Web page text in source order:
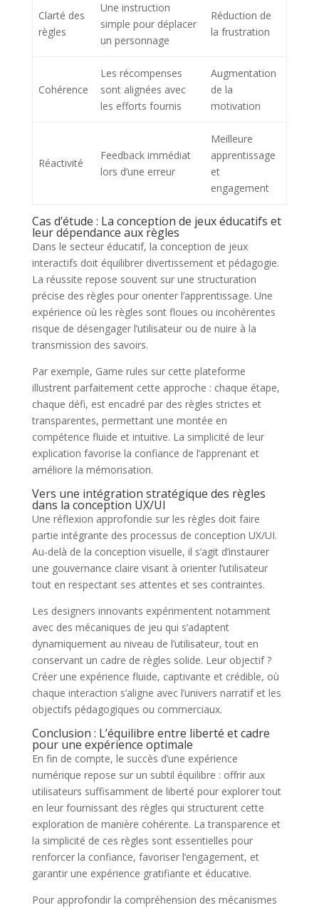
Clarté des
règles
Une instruction
simple pour déplacer
un personnage
Réduction de
la frustration
Cohérence
Les récompenses
sont alignées avec
les efforts fournis
Augmentation
de la
motivation
Réactivité
Feedback immédiat
lors d’une erreur
Meilleure
apprentissage
et
engagement
Cas d’étude : La conception de jeux éducatifs et
leur dépendance aux règles
Dans le secteur éducatif, la conception de jeux
interactifs doit équilibrer divertissement et pédagogie.
La réussite repose souvent sur une structuration
précise des règles pour orienter l’apprentissage. Une
expérience où les règles sont floues ou incohérentes
risque de désengager l’utilisateur ou de nuire à la
transmission des savoirs.
Par exemple, Game rules sur cette plateforme
illustrent parfaitement cette approche : chaque étape,
chaque défi, est encadré par des règles strictes et
transparentes, permettant une montée en
compétence fluide et intuitive. La simplicité de leur
explication favorise la confiance de l’apprenant et
améliore la mémorisation.
Vers une intégration stratégique des règles
dans la conception UX/UI
Une réflexion approfondie sur les règles doit faire
partie intégrante des processus de conception UX/UI.
Au-delà de la conception visuelle, il s’agit d’instaurer
une gouvernance claire visant à orienter l’utilisateur
tout en respectant ses attentes et ses contraintes.
Les designers innovants expérimentent notamment
avec des mécaniques de jeu qui s’adaptent
dynamiquement au niveau de l’utilisateur, tout en
conservant un cadre de règles solide. Leur objectif ?
Créer une expérience fluide, captivante et crédible, où
chaque interaction s’aligne avec l’univers narratif et les
objectifs pédagogiques ou commerciaux.
Conclusion : L’équilibre entre liberté et cadre
pour une expérience optimale
En fin de compte, le succès d’une expérience
numérique repose sur un subtil équilibre : offrir aux
utilisateurs suffisamment de liberté pour explorer tout
en leur fournissant des règles qui structurent cette
exploration de manière cohérente. La transparence et
la simplicité de ces règles sont essentielles pour
renforcer la confiance, favoriser l’engagement, et
garantir une expérience gratifiante et éducative.
Pour approfondir la compréhension des mécanismes